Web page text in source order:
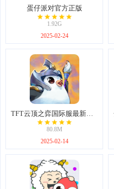
蛋仔派对官方正版
1.92G
2025-02-24
TFT云顶之弈国际服最新版本2025
80.8M
2025-02-14